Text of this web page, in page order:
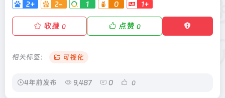
2+ 2- 1 0 1+
收藏 0 点赞 0
相关标签： 可视化
4年前发布 9,487 0 0